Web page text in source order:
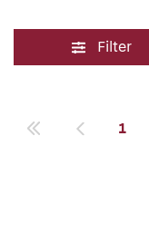
Filter
1